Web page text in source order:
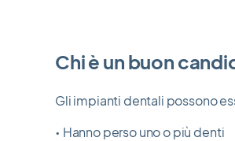
Chi è un buon
Gli impianti dentali possono
• Hanno perso uno o più denti